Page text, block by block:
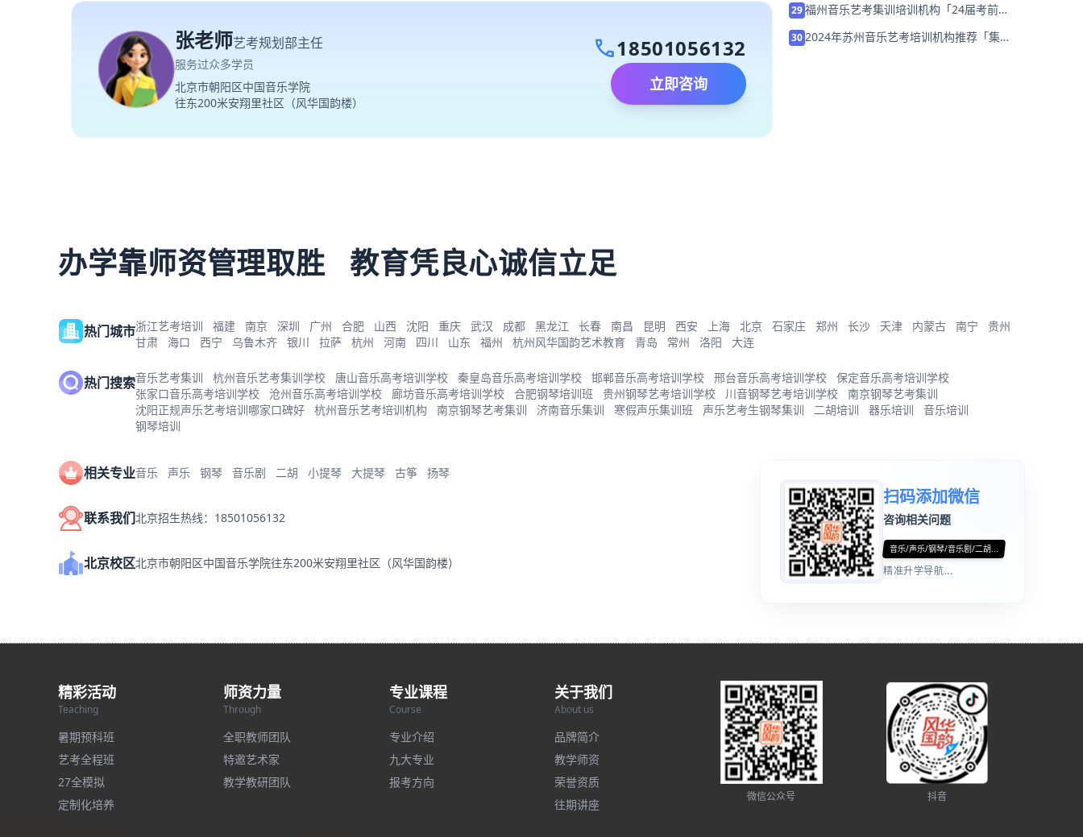
张老师艺考规划部主任
服务过众多学员
北京市朝阳区中国音乐学院
往东200米安翔里社区（风华国韵楼）
call18501056132
立即咨询
29福州音乐艺考集训培训机构「24届考前集
302024年苏州音乐艺考培训机构推荐「集训
办学靠师资管理取胜 教育凭良心诚信立足
热门城市浙江艺考培训 福建 南京 深圳 广州 合肥 山西 沈阳 重庆 武汉 成都 黑龙江 长春 南昌 昆明 西安 上海 北京 石家庄 郑州 长沙 天津 内蒙古 南宁
贵州
甘肃
海口 西宁 乌鲁木齐 银川 拉萨 杭州 河南 四川 山东 福州 杭州风华国韵艺术教育 青岛 常州 洛阳 大连
热门搜索音乐艺考集训 杭州音乐艺考集训学校 唐山音乐高考培训学校 秦皇岛音乐高考培训学校 邯郸音乐高考培训学校 邢台音乐高考培训学校
保定音乐高考培训学校
张家口音乐高考培训学校
沧州音乐高考培训学校 廊坊音乐高考培训学校 合肥钢琴培训班 贵州钢琴艺考培训学校 川音钢琴艺考培训学校
南京钢琴艺考集训
沈阳正规声乐艺考培训哪家口碑好
杭州音乐艺考培训机构 南京钢琴艺考集训 济南音乐集训 寒假声乐集训班 声乐艺考生钢琴集训 二胡培训 器乐培训
音乐培训
钢琴培训
相关专业音乐 声乐 钢琴 音乐剧 二胡 小提琴 大提琴 古筝 扬琴
联系我们北京招生热线：18501056132
北京校区北京市朝阳区中国音乐学院往东200米安翔里社区（风华国韵楼）
扫码添加微信
咨询相关问题
音乐/声乐/钢琴/音乐剧/二胡...
精准升学导航...
精彩活动
Teaching
暑期预科班
艺考全程班
27全模拟
定制化培养
师资力量
Through
全职教师团队
特邀艺术家
教学教研团队
专业课程
Course
专业介绍
九大专业
报考方向
关于我们
About us
品牌简介
教学师资
荣誉资质
往期讲座
微信公众号 抖音